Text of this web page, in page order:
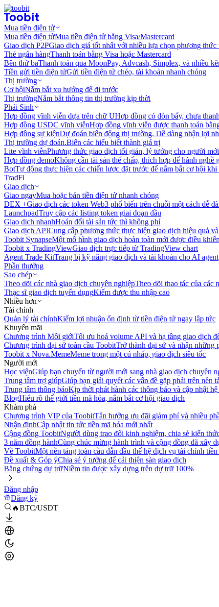
Mua tiền điện tử
Mua tiền điện tửMua tiền điện tử bằng Visa/Mastercard
Giao dịch P2PGiao dịch giá tốt nhất với nhiều lựa chọn phương thức
Thẻ ngân hàngThanh toán bằng Visa hoặc Mastercard
Bên thứ baThanh toán qua MoonPay, Advcash, Simplex, và nhiều
Tiền gửi tiền điện tửGửi tiền điện tử chéo, tài khoản nhanh chóng
Thị trường
Cơ hộiNắm bắt xu hướng để đi trước
Thị trườngNắm bắt thông tin thị trường kịp thời
Phái Sinh
Hợp đồng vĩnh viễn dựa trên chữ UHợp đồng có đòn bẩy, chưa
Hợp đồng USDC vĩnh viễnHợp đồng vĩnh viễn được thanh toán
Hợp đồng sự kiệnDự đoán biến động thị trường. Dễ dàng nhận lợi
Thị trường dự đoán.Biến các hiểu biết thành giá trị
Lite vĩnh viễnPhương thức giao dịch tối giản, lý tưởng cho người
Hợp đồng demoKhông cần tài sản thế chấp, thích hợp để hành nghề
BotTự động thực hiện các chiến lược đặt trước để nắm bắt cơ hội
TradFi
Giao dịch
Giao ngayMua hoặc bán tiền điện tử nhanh chóng
DEX +Giao dịch các token Web3 phổ biến trên chuỗi một cách dễ
LaunchpadTruy cập các listing token giai đoạn đầu
Giao dịch nhanhHoán đổi tài sản tức thì không phí
Giao dịch APICung cấp phương thức thực hiện giao dịch hiệu quả
Toobit SynapseMột mô hình giao dịch hoàn toàn mới được điều
Toobit x TradingViewGiao dịch trực tiếp từ TradingView chart
Agent Trade KitTrang bị kỹ năng giao dịch và tài khoản cho AI agent
Phần thưởng
Sao chép
Theo dõi các nhà giao dịch chuyên nghiệpTheo dõi thao tác của các
Thạc sĩ giao dịch tuyển dụngKiếm được thu nhập cao
Nhiều hơn
Tài chính
Quản lý tài chínhKiếm lợi nhuận ổn định từ tiền điện tử ngay lập tức
Khuyến mãi
Chương trình Môi giớiTối ưu hoá volume API và hạ tầng giao dịch
Chương trình đại sứ toàn cầu ToobitTrở thành đại sứ và nhận những
Toobit x Nova.MemeMeme trong một cú nhấp, giao dịch siêu tốc
Người mới
Học việnGiúp bạn chuyển từ người mới sang nhà giao dịch chuyên
Trung tâm trợ giúpGiúp bạn giải quyết các vấn đề gặp phải trên nền
Trung tâm thông báoKịp thời phát hành các thông báo và cập nhật
BlogHiểu rõ thế giới tiền mã hóa, nắm bắt cơ hội giao dịch
Khám phá
Chương trình VIP của ToobitTận hưởng ưu đãi giảm phí và nhiều
Nhận địnhCập nhật tin tức tiền mã hóa mới nhất
Cộng đồng ToobitNgười dùng trao đổi kinh nghiệm, chia sẻ kiến
3 năm đồng hànhCùng chúc mừng hành trình và cộng đồng đã xây
Về ToobitMột nền tảng toàn cầu dẫn đầu thế hệ dịch vụ tài chính
Đề xuất & Góp ýChia sẻ ý tưởng để cải thiện sàn giao dịch
Bằng chứng dự trữNiềm tin được xây dựng trên dự trữ 100%
Đăng nhập
Đăng ký
🔥BTC/USDT